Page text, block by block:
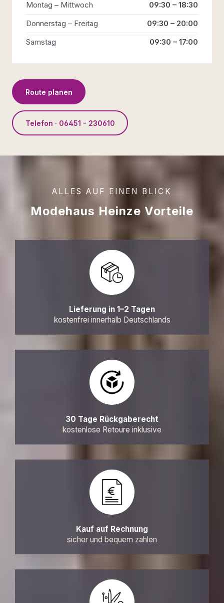
Montag – Mittwoch
09:30 – 18:30
Donnerstag – Freitag
09:30 – 20:00
Samstag
09:30 – 17:00
Route planen
Telefon · 06451 - 230610
ALLES AUF EINEN BLICK
Modehaus Heinze Vorteile
Lieferung in 1–2 Tagen
kostenfrei innerhalb Deutschlands
30 Tage Rückgaberecht
kostenlose Retoure inklusive
Kauf auf Rechnung
sicher und bequem zahlen